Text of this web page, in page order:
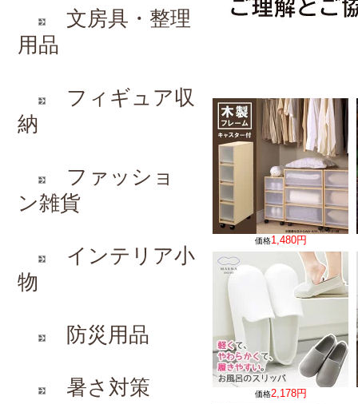
文房具・整理
用品
フィギュア収
納
ファッショ
ン雑貨
インテリア小
物
防災用品
暑さ対策
価格1,480円
価格2,178円